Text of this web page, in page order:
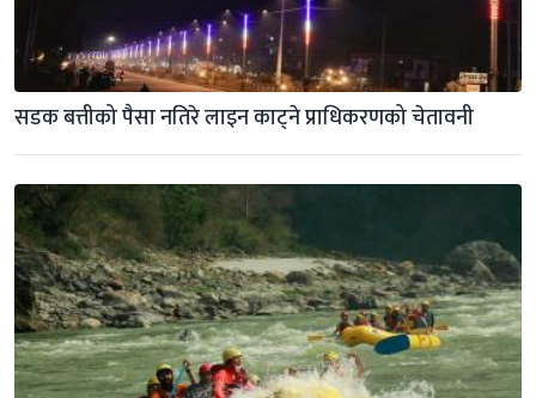
सडक बत्तीको पैसा नतिरे लाइन काट्ने प्राधिकरणको चेतावनी